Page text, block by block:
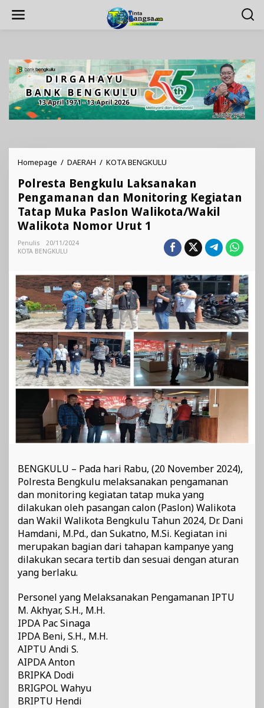
Homepage / DAERAH / KOTA BENGKULU
Laksanakan
Pengamanan
dan
Monitoring
Muka
Paslon
Walikota
Nomor
Urut
1
Polresta Bengkulu Laksanakan
Pengamanan dan Monitoring Kegiatan
Tatap Muka Paslon Walikota/Wakil
Walikota Nomor Urut 1
Penulis
20/11/2024
KOTA BENGKULU
BENGKULU – Pada hari Rabu, (20 November 2024),
Polresta Bengkulu melaksanakan pengamanan
dan monitoring kegiatan tatap muka yang
dilakukan oleh pasangan calon (Paslon) Walikota
dan Wakil Walikota Bengkulu Tahun 2024, Dr. Dani
Hamdani, M.Pd., dan Sukatno, M.Si. Kegiatan ini
merupakan bagian dari tahapan kampanye yang
dilakukan secara tertib dan sesuai dengan aturan
yang berlaku.
Personel yang Melaksanakan Pengamanan IPTU
M. Akhyar, S.H., M.H.
IPDA Pac Sinaga
IPDA Beni, S.H., M.H.
AIPTU Andi S.
AIPDA Anton
BRIPKA Dodi
BRIGPOL Wahyu
BRIPTU Hendi